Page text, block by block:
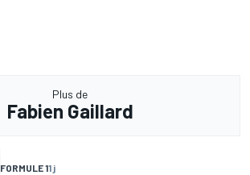
Plus de
Fabien Gaillard
FORMULE 11 j